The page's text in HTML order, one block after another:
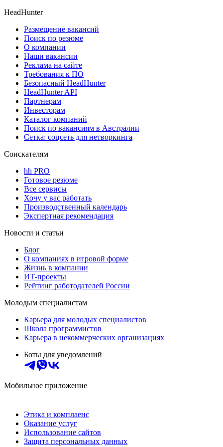
HeadHunter
Размещение вакансий
Поиск по резюме
О компании
Наши вакансии
Реклама на сайте
Требования к ПО
Безопасный HeadHunter
HeadHunter API
Партнерам
Инвесторам
Каталог компаний
Поиск по вакансиям в Австралии
Сетка: соцсеть для нетворкинга
Соискателям
hh PRO
Готовое резюме
Все сервисы
Хочу у вас работать
Производственный календарь
Экспертная рекомендация
Новости и статьи
Блог
О компаниях в игровой форме
Жизнь в компании
ИТ-проекты
Рейтинг работодателей России
Молодым специалистам
Карьера для молодых специалистов
Школа программистов
Карьера в некоммерческих организациях
Боты для уведомлений
Мобильное приложение
Этика и комплаенс
Оказание услуг
Использование сайтов
Защита персональных данных